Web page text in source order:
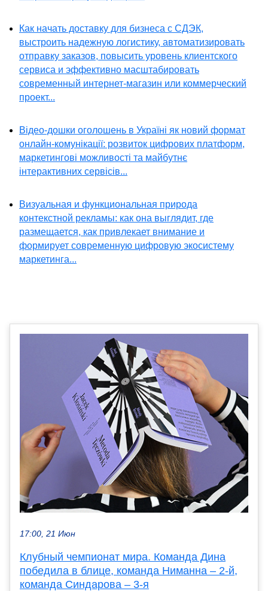
Как начать доставку для бизнеса с СДЭК,
выстроить надежную логистику, автоматизировать
отправку заказов, повысить уровень клиентского
сервиса и эффективно масштабировать
современный интернет-магазин или коммерческий
проект...
Відео-дошки оголошень в Україні як новий формат
онлайн-комунікації: розвиток цифрових платформ,
маркетингові можливості та майбутнє
інтерактивних сервісів...
Визуальная и функциональная природа
контекстной рекламы: как она выглядит, где
размещается, как привлекает внимание и
формирует современную цифровую экосистему
маркетинга...
17:00, 21 Июн
Клубный чемпионат мира. Команда Дина
победила в блице, команда Ниманна – 2-й,
команда Синдарова – 3-я